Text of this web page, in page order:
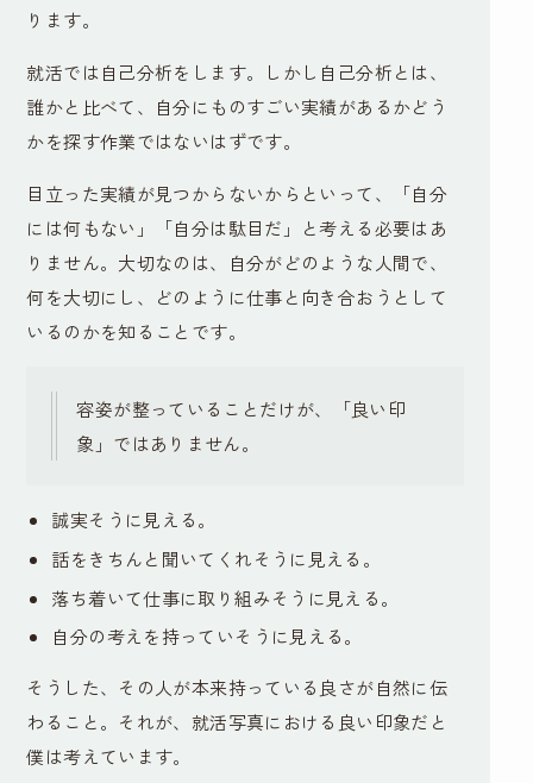
ります。
就活では自己分析をします。しかし自己分析とは、
誰かと比べて、自分にものすごい実績があるかどう
かを探す作業ではないはずです。
目立った実績が見つからないからといって、「自分
には何もない」「自分は駄目だ」と考える必要はあ
りません。大切なのは、自分がどのような人間で、
何を大切にし、どのように仕事と向き合おうとして
いるのかを知ることです。
容姿が整っていることだけが、「良い印
象」ではありません。
誠実そうに見える。
話をきちんと聞いてくれそうに見える。
落ち着いて仕事に取り組みそうに見える。
自分の考えを持っていそうに見える。
そうした、その人が本来持っている良さが自然に伝
わること。それが、就活写真における良い印象だと
僕は考えています。